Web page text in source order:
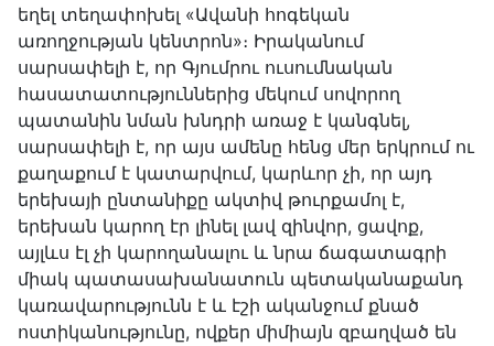
եղել տեղափոխել «Ավանի հոգեկան
առողջության կենտրոն»։ Իրականում
սարսափելի է, որ Գյումրու ուսումնական
հասատատություններից մեկում սովորող
պատանին նման խնդրի առաջ է կանգնել,
սարսափելի է, որ այս ամենը հենց մեր երկրում ու
քաղաքում է կատարվում, կարևոր չի, որ այդ
երեխայի ընտանիքը ակտիվ թուրքամոլ է,
երեխան կարող էր լինել լավ զինվոր, ցավոք,
այլևս էլ չի կարողանալու և նրա ճագատագրի
միակ պատասախանատուն պետականաքանդ
կառավարությունն է և էշի ականջում քնած
ոստիկանությունը, ովքեր միմիայն զբաղված են